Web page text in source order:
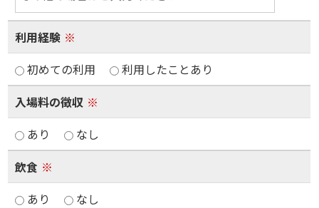
利用経験 ※
初めての利用
利用したことあり
入場料の徴収 ※
あり
なし
飲食 ※
あり
なし